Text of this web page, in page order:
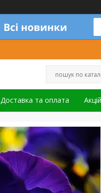
Доставка та оплата